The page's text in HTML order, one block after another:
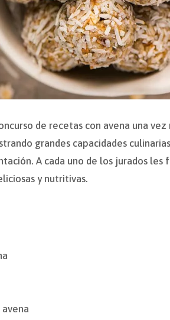
de recetas con avena una
grandes capacidades
A cada uno de los jurados les
y nutritivas.